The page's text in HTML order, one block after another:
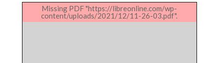
Missing PDF "https://libreonline.com/wp-
content/uploads/2021/12/11-26-03.pdf".